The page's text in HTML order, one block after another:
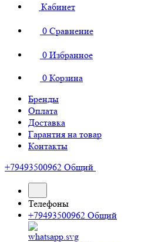
Кабинет
0 Сравнение
0 Избранное
0 Корзина
Бренды
Оплата
Доставка
Гарантия на товар
Контакты
+79493500962 Общий
Телефоны
+79493500962 Общий